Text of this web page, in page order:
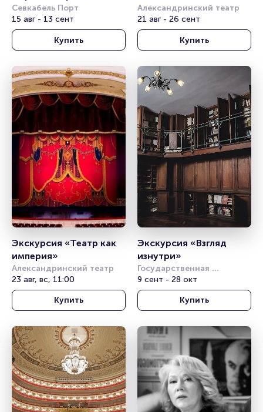
Слуцкой: превращение
промышленной
архитектуры в
общественную»
Севкабель Порт
15 авг - 13 сент
Купить
Александринский
театр»
Александринский театр
21 авг - 26 сент
Купить
Экскурсия «Театр как
империя»
Александринский театр
23 авг, вс, 11:00
Купить
Экскурсия «Взгляд
изнутри»
Государственная
Академическая Капелла
9 сент - 28 окт
Купить